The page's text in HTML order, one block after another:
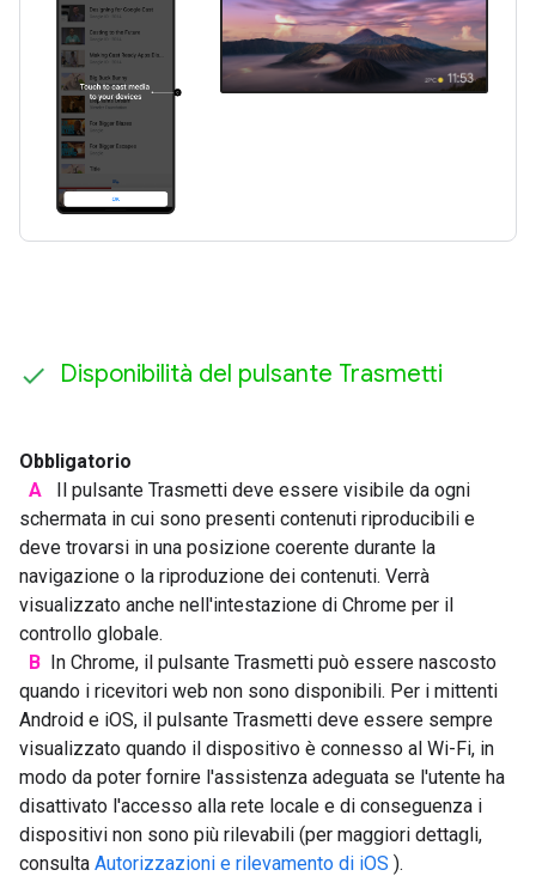
Disponibilità del pulsante Trasmetti
Obbligatorio
A
Il pulsante Trasmetti deve essere visibile da ogni
schermata in cui sono presenti contenuti riproducibili e
deve trovarsi in una posizione coerente durante la
navigazione o la riproduzione dei contenuti. Verrà
visualizzato anche nell'intestazione di Chrome per il
controllo globale.
B In Chrome, il pulsante Trasmetti può essere nascosto
quando i ricevitori web non sono disponibili. Per i mittenti
Android e iOS, il pulsante Trasmetti deve essere sempre
visualizzato quando il dispositivo è connesso al Wi-Fi, in
modo da poter fornire l'assistenza adeguata se l'utente ha
disattivato l'accesso alla rete locale e di conseguenza i
dispositivi non sono più rilevabili (per maggiori dettagli,
consulta Autorizzazioni e rilevamento di iOS ).